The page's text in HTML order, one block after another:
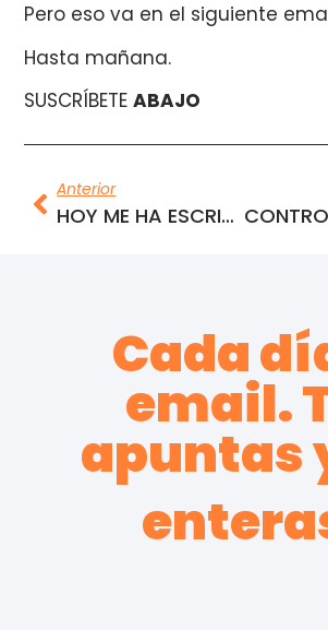
Pero eso va en el siguiente
Hasta mañana.
SUSCRÍBETEABAJO
Anterior
HOY ME HA ESCRITO ROBERTO
Cada
email.
apuntas